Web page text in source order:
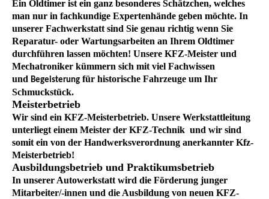
Ein Oldtimer ist ein ganz besonderes Schätzchen, welches
man nur in fachkundige Expertenhände geben möchte. In
unserer Fachwerkstatt sind Sie genau richtig wenn Sie
Reparatur- oder Wartungsarbeiten an Ihrem Oldtimer
durchführen lassen möchten! Unsere KFZ-Meister und
Mechatroniker kümmern sich mit viel Fachwissen
und Begeisterung für historische Fahrzeuge um Ihr
Schmuckstück.
Meisterbetrieb
Wir sind ein KFZ-Meisterbetrieb. Unsere Werkstattleitung
unterliegt einem Meister der KFZ-Technik und wir sind
somit ein von der Handwerksverordnung anerkannter Kfz-
Meisterbetrieb!
Ausbildungsbetrieb und Praktikumsbetrieb
In unserer Autowerkstatt wird die Förderung junger
Mitarbeiter/-innen und die Ausbildung von neuen KFZ-